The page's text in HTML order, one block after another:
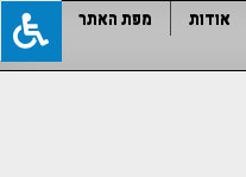
אודות
מפת האתר